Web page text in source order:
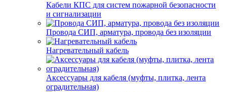
Кабели КПС для систем пожарной безопасности
и сигнализации
Провода СИП, арматура, провода без изоляции
Нагревательный кабель
Аксессуары для кабеля (муфты, плитка, лента
оградительная)